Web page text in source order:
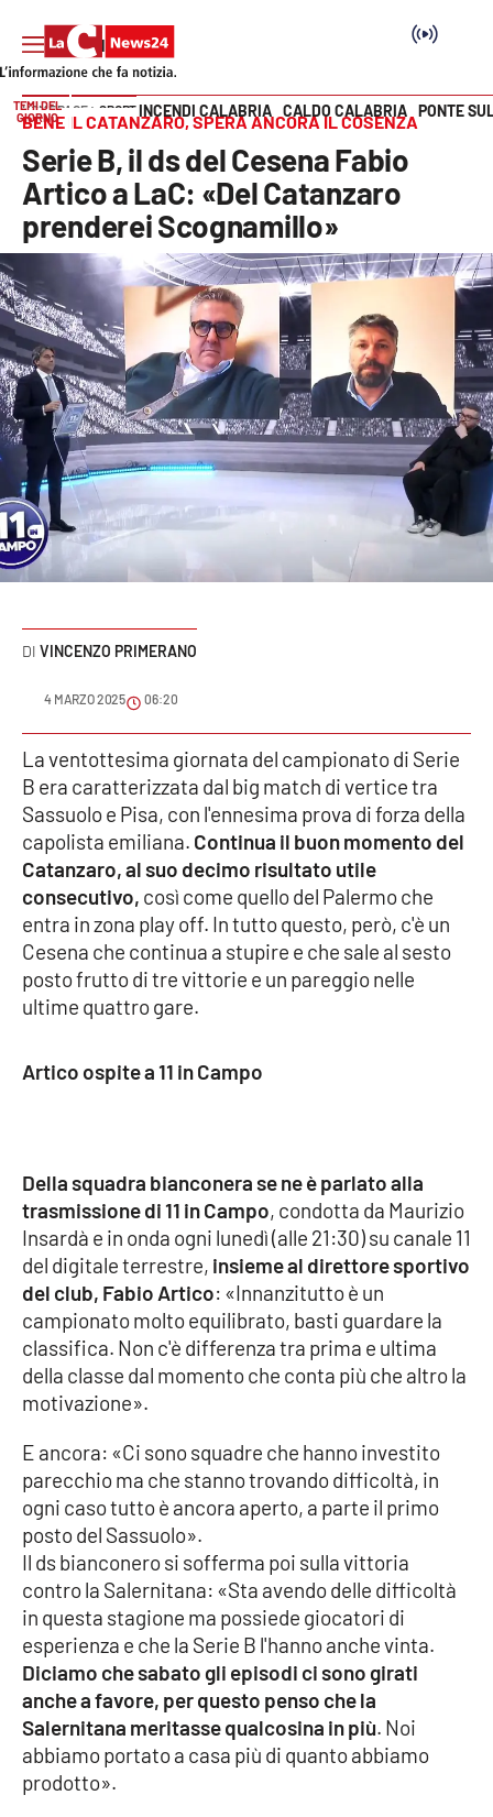
SEZIONI
Cronaca
Politica
Attualità
Economia e lavoro
Italia Mondo
Sanità
Sport
Meteo
Editoriali
VIDEO
Ambiente
Cronaca
Economia e Lavoro
Sanità
Società
Sport
RUBRICHE
Good Morning Vietnam
Parchi Marini Calabria
Leggendo Alvaro insieme
Imprese Di Calabria
Le perfidie di Antonella Grippo
Venti di comunicazione
Vai
TEMI DEL
GIORNO
INCENDI CALABRIA CALDO CALABRIA PONTE
HOME PAGE SPORT
BENE IL CATANZARO, SPERA ANCORA IL COSENZA
Serie B, il ds del Cesena Fabio
Artico a LaC: «Del Catanzaro
prenderei Scognamillo»
VINCENZO PRIMERANO
4 MARZO 2025 06:20
La ventottesima giornata del campionato di Serie
B era caratterizzata dal big match di vertice tra
Sassuolo e Pisa, con l'ennesima prova di forza della
capolista emiliana. Continua il buon momento del
Catanzaro, al suo decimo risultato utile
consecutivo, così come quello del Palermo che
entra in zona play off. In tutto questo, però, c'è un
Cesena che continua a stupire e che sale al sesto
posto frutto di tre vittorie e un pareggio nelle
ultime quattro gare.
Artico ospite a 11 in Campo
Della squadra bianconera se ne è parlato alla
trasmissione di 11 in Campo, condotta da Maurizio
Insardà e in onda ogni lunedì (alle 21:30) su canale 11
del digitale terrestre, insieme al direttore sportivo
del club, Fabio Artico: «Innanzitutto è un
campionato molto equilibrato, basti guardare la
classifica. Non c'è differenza tra prima e ultima
della classe dal momento che conta più che altro la
motivazione».
E ancora: «Ci sono squadre che hanno investito
parecchio ma che stanno trovando difficoltà, in
ogni caso tutto è ancora aperto, a parte il primo
posto del Sassuolo».
Il ds bianconero si sofferma poi sulla vittoria
contro la Salernitana: «Sta avendo delle difficoltà
in questa stagione ma possiede giocatori di
esperienza e che la Serie B l'hanno anche vinta.
Diciamo che sabato gli episodi ci sono girati
anche a favore, per questo penso che la
Salernitana meritasse qualcosina in più. Noi
abbiamo portato a casa più di quanto abbiamo
prodotto».